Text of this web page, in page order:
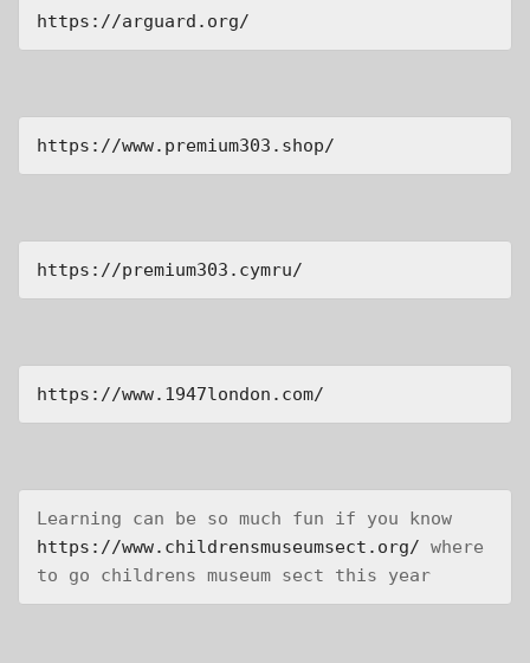
https://arguard.org/
https://www.premium303.shop/
https://premium303.cymru/
https://www.1947london.com/
https://www.childrensmuseumsect.org/ where
to go childrens museum sect this year